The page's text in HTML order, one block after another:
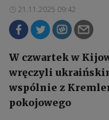
21.11.2025 09:42
W czwartek w
wręczyli
wspólnie z
pokojowego